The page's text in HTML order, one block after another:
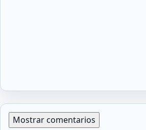
Mostrar comentarios